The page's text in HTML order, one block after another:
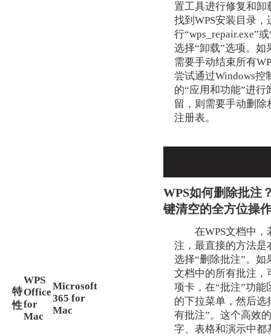
特
性
WPS
Office
for
Mac
Microsoft
365 for
Mac
置工具进行修复和卸
找到WPS安装目录，
行“wps_repair.exe”
选择“卸载”选项。如
需要手动结束所有
尝试通过Windows控
的“应用和功能”进
留，则需要手动删除
注册表。
WPS如何删除批注
键清空的全方位操
在WPS文档中
注，最直接的方法是
选择“删除批注”。如
文档中的所有批注，
项卡，在“批注”功能
的下拉菜单，然后选
有批注”。这个高效
字、表格和演示中都